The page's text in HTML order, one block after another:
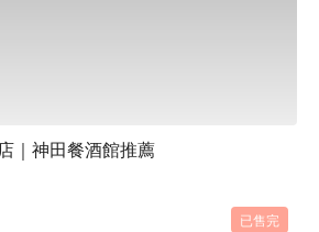
｜神田餐酒館推薦
已售完